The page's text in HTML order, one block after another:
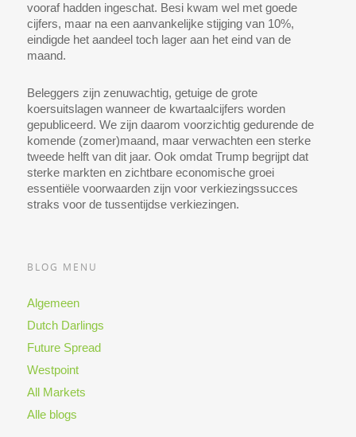
vooraf hadden ingeschat. Besi kwam wel met goede
cijfers, maar na een aanvankelijke stijging van 10%,
eindigde het aandeel toch lager aan het eind van de
maand.
Beleggers zijn zenuwachtig, getuige de grote
koersuitslagen wanneer de kwartaalcijfers worden
gepubliceerd. We zijn daarom voorzichtig gedurende de
komende (zomer)maand, maar verwachten een sterke
tweede helft van dit jaar. Ook omdat Trump begrijpt dat
sterke markten en zichtbare economische groei
essentiële voorwaarden zijn voor verkiezingssucces
straks voor de tussentijdse verkiezingen.
BLOG MENU
Algemeen
Dutch Darlings
Future Spread
Westpoint
All Markets
Alle blogs